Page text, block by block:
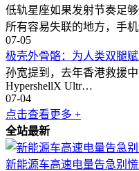
低轨星座如果发射节奏足
所有容易失联的地方，手
07-05
极壳外骨骼：为人类双腿
孙宽提到，去年香港救援
HypershellX Ultr…
07-04
点击查看更多 +
全站最新
新能源车高速电量告急别